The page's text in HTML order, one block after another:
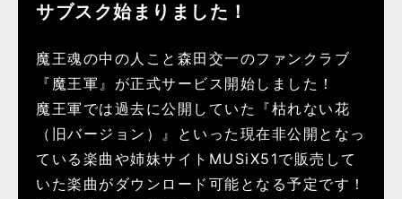
サブスク始まりました！
魔王魂の中の人こと森田交一のファンクラブ
『魔王軍』が正式サービス開始しました！
魔王軍では過去に公開していた『枯れない花
（旧バージョン）』といった現在非公開となっ
ている楽曲や姉妹サイトMUSiX51で販売して
いた楽曲がダウンロード可能となる予定です！